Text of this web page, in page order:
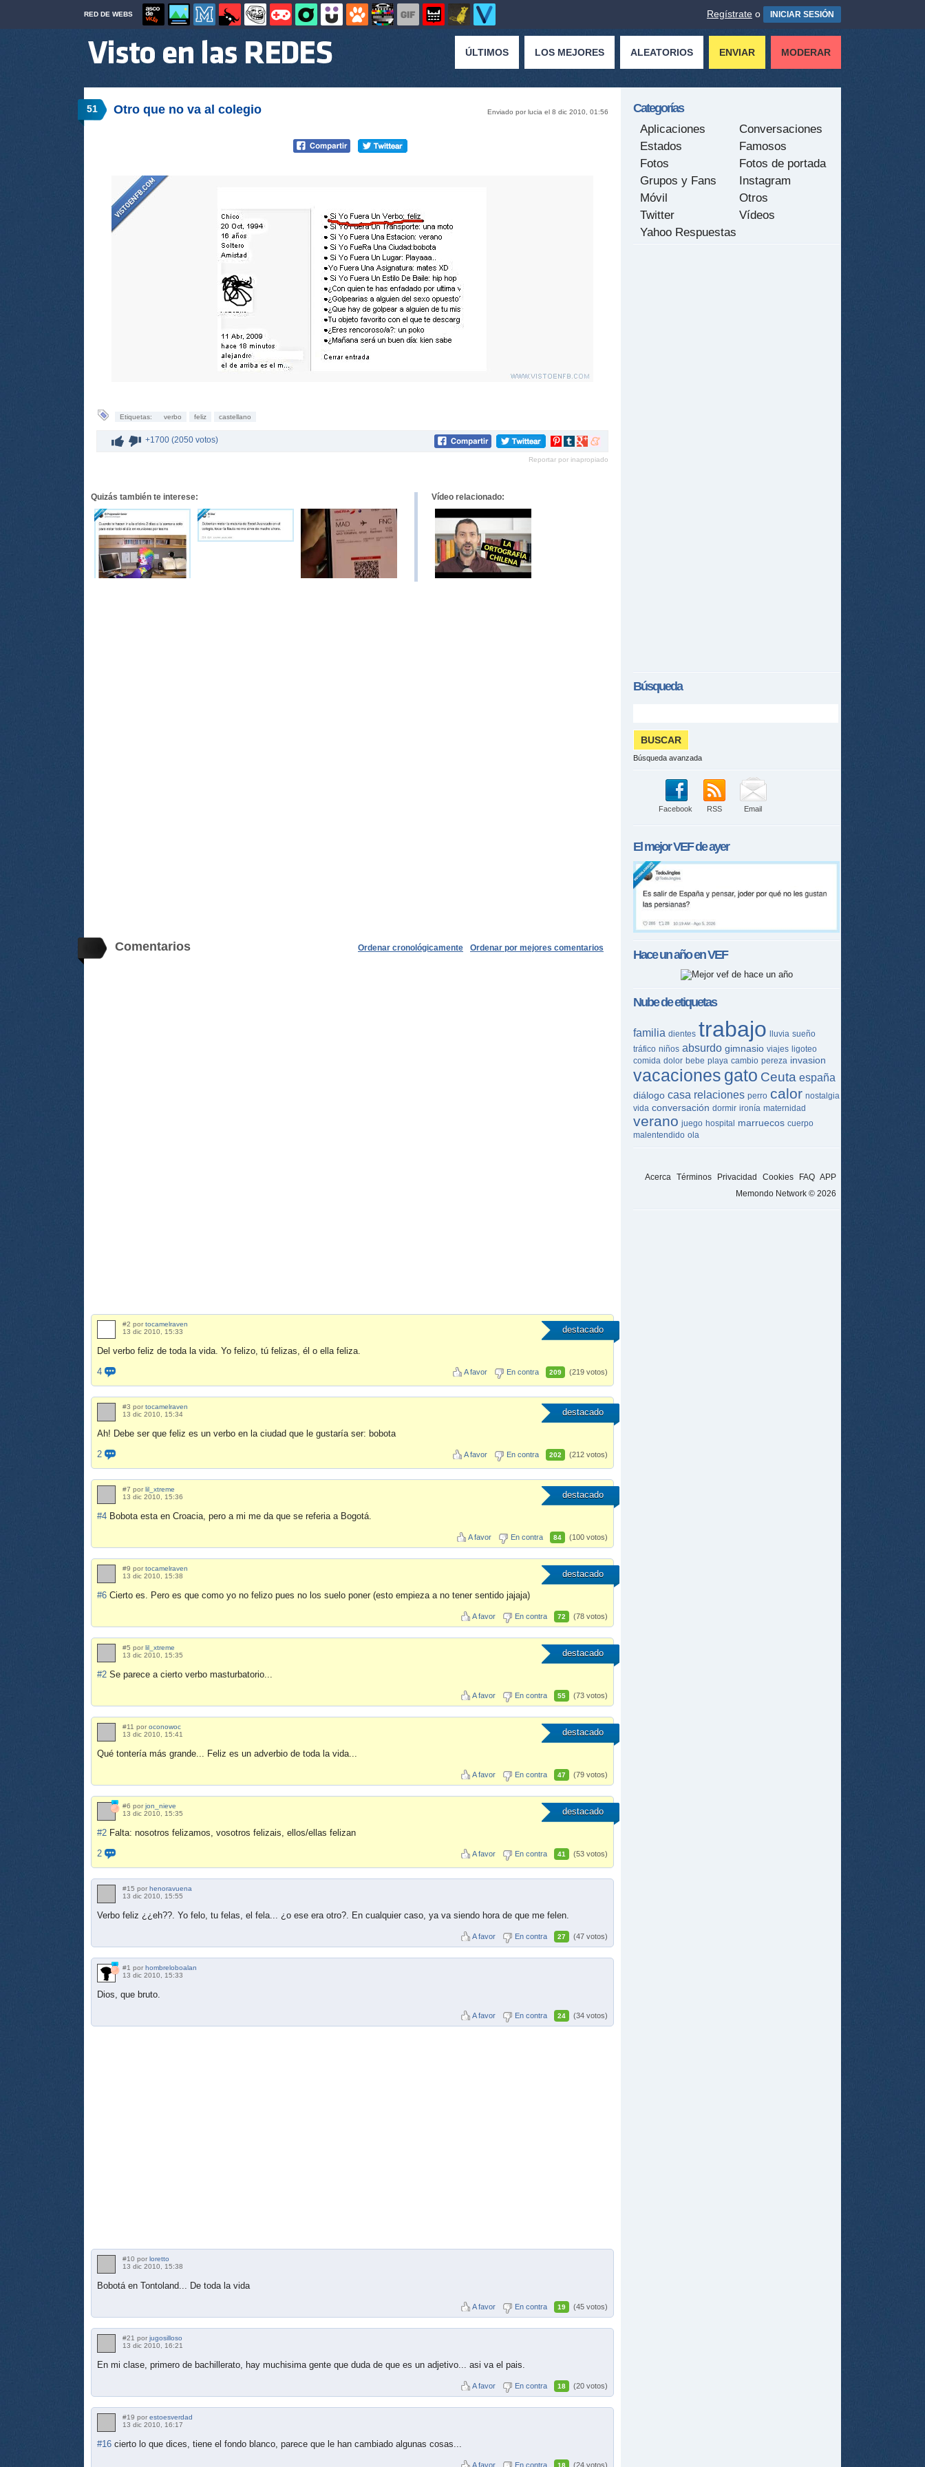
RED DE WEBS Regístrate o INICIAR SESIÓN
ÚLTIMOS LOS MEJORES ALEATORIOS ENVIAR MODERAR
51 Enviado por lucia el 8 dic 2010, 01:56
Otro que no va al colegio
Etiquetas: verbo feliz castellano
+1700 (2050 votos)
Compartir
Pinterest
Compartir
tumblr
Compartir
Google+
Compartir
meneame
Reportar por inapropiado
Quizás también te interese: Vídeo relacionado:
Comentarios Ordenar por mejores comentarios
Ordenar cronológicamente
destacado
#2 por tocamelraven
13 dic 2010, 15:33
Del verbo feliz de toda la vida. Yo felizo, tú felizas, él o ella feliza.
4
A favor En contra 209 (219 votos)
destacado
#3 por tocamelraven
13 dic 2010, 15:34
Ah! Debe ser que feliz es un verbo en la ciudad que le gustaría ser: bobota
2
A favor En contra 202 (212 votos)
destacado
#7 por lil_xtreme
13 dic 2010, 15:36
#4 Bobota esta en Croacia, pero a mi me da que se referia a Bogotá.
A favor En contra 84 (100 votos)
destacado
#9 por tocamelraven
13 dic 2010, 15:38
#6 Cierto es. Pero es que como yo no felizo pues no los suelo poner (esto empieza a no tener sentido jajaja)
A favor En contra 72 (78 votos)
destacado
#5 por lil_xtreme
13 dic 2010, 15:35
#2 Se parece a cierto verbo masturbatorio...
A favor En contra 55 (73 votos)
destacado
#11 por oconowoc
13 dic 2010, 15:41
Qué tontería más grande... Feliz es un adverbio de toda la vida...
A favor En contra 47 (79 votos)
destacado
#6 por jon_nieve
13 dic 2010, 15:35
#2 Falta: nosotros felizamos, vosotros felizais, ellos/ellas felizan
2
A favor En contra 41 (53 votos)
#15 por henoravuena
13 dic 2010, 15:55
Verbo feliz ¿¿eh??. Yo felo, tu felas, el fela... ¿o ese era otro?. En cualquier caso, ya va siendo hora de que me felen.
A favor En contra 27 (47 votos)
#1 por hombreloboalan
13 dic 2010, 15:33
Dios, que bruto.
A favor En contra 24 (34 votos)
#10 por loretto
13 dic 2010, 15:38
Bobotá en Tontoland... De toda la vida
A favor En contra 19 (45 votos)
#21 por jugosilloso
13 dic 2010, 16:21
En mi clase, primero de bachillerato, hay muchisima gente que duda de que es un adjetivo... asi va el pais.
A favor En contra 18 (20 votos)
#19 por estoesverdad
13 dic 2010, 16:17
#16 cierto lo que dices, tiene el fondo blanco, parece que le han cambiado algunas cosas...
A favor En contra 18 (24 votos)
Categorías
Aplicaciones
Conversaciones
Estados
Famosos
Fotos
Fotos de portada
Grupos y Fans
Instagram
Móvil
Otros
Twitter
Vídeos
Yahoo Respuestas
Búsqueda
Búsqueda avanzada
Facebook RSS Email
El mejorVEFde ayer
Hace un año enVEF
Nube de etiquetas
familia dientes trabajo lluvia sueño
tráfico niños absurdo gimnasio viajes ligoteo
comida dolor bebe playa cambio pereza invasion
vacaciones gato Ceuta españa
diálogo casa relaciones perro calor nostalgia
vida conversación dormir ironía maternidad
verano juego hospital marruecos cuerpo
malentendido ola
Acerca Términos Privacidad Cookies FAQ APP
Memondo Network © 2026